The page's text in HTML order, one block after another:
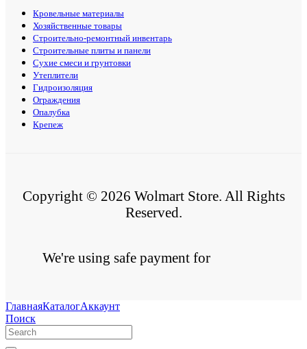
Кровельные материалы
Хозяйственные товары
Строительно-ремонтный инвентарь
Строительные плиты и панели
Сухие смеси и грунтовки
Утеплители
Гидроизоляция
Ограждения
Опалубка
Крепеж
Copyright © 2026 Wolmart Store. All Rights
Reserved.
We're using safe payment for
ГлавнаяКаталогАккаунт
Поиск